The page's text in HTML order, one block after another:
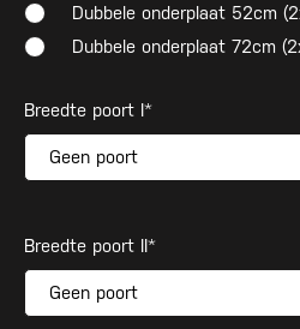
Dubbele onderplaat 52cm
Dubbele onderplaat 72cm
Breedte poort I*
Breedte poort II*